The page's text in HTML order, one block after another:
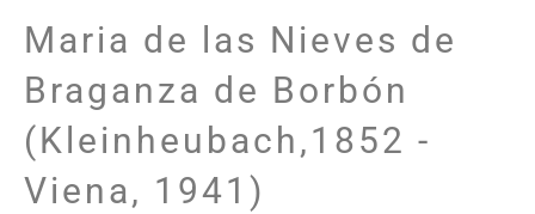
Maria de las Nieves de
Braganza de Borbón
(Kleinheubach,1852 -
Viena, 1941)